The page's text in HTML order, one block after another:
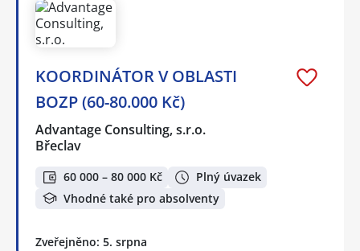
KOORDINÁTOR V OBLASTI
BOZP (60-80.000 Kč)
Advantage Consulting, s.r.o.
Břeclav
60 000 – 80 000 Kč
Plný úvazek
Vhodné také pro absolventy
Zveřejněno: 5. srpna